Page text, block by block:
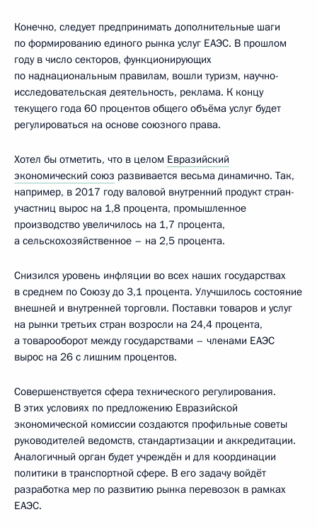
Конечно, следует предпринимать дополнительные шаги
по формированию единого рынка услуг ЕАЭС. В прошлом
году в число секторов, функционирующих
по наднациональным правилам, вошли туризм, научно-
исследовательская деятельность, реклама. К концу
текущего года 60 процентов общего объёма услуг будет
регулироваться на основе союзного права.
Хотел бы отметить, что в целом Евразийский
экономический союз развивается весьма динамично. Так,
например, в 2017 году валовой внутренний продукт стран-
участниц вырос на 1,8 процента, промышленное
производство увеличилось на 1,7 процента,
а сельскохозяйственное – на 2,5 процента.
Снизился уровень инфляции во всех наших государствах
в среднем по Союзу до 3,1 процента. Улучшилось состояние
внешней и внутренней торговли. Поставки товаров и услуг
на рынки третьих стран возросли на 24,4 процента,
а товарооборот между государствами – членами ЕАЭС
вырос на 26 с лишним процентов.
Совершенствуется сфера технического регулирования.
В этих условиях по предложению Евразийской
экономической комиссии создаются профильные советы
руководителей ведомств, стандартизации и аккредитации.
Аналогичный орган будет учреждён и для координации
политики в транспортной сфере. В его задачу войдёт
разработка мер по развитию рынка перевозок в рамках
ЕАЭС.